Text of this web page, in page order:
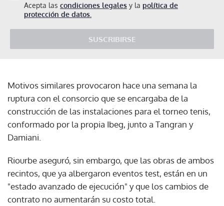
Acepta las condiciones legales y la política de
protección de datos.
SUSCRIBIRSE
Motivos similares provocaron hace una semana la
ruptura con el consorcio que se encargaba de la
construcción de las instalaciones para el torneo tenis,
conformado por la propia Ibeg, junto a Tangran y
Damiani.
Riourbe aseguró, sin embargo, que las obras de ambos
recintos, que ya albergaron eventos test, están en un
"estado avanzado de ejecución" y que los cambios de
contrato no aumentarán su costo total.